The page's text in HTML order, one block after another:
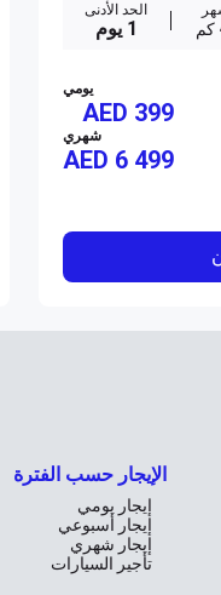
كم
الحد الأدنى
1 يوم
يومي
AED 399
شهري
AED 6 499
الإيجار حسب الفترة
إيجار يومي
إيجار أسبوعي
إيجار شهري
تأجير السيارات